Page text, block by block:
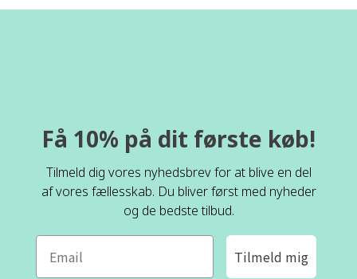
Få 10% på dit første køb!
Tilmeld dig vores nyhedsbrev for at blive en del
af vores fællesskab. Du bliver først med nyheder
og de bedste tilbud.
Tilmeld mig